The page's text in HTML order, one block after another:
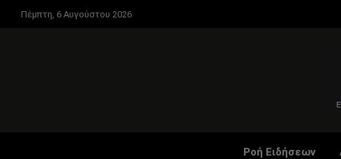
Πέμπτη, 6 Αυγούστου 2026
Ροή Ειδήσεων